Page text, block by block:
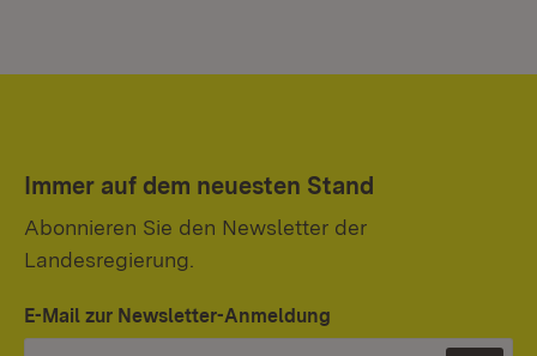
Immer auf dem neuesten Stand
Abonnieren Sie den Newsletter der
Landesregierung.
E-Mail zur Newsletter-Anmeldung